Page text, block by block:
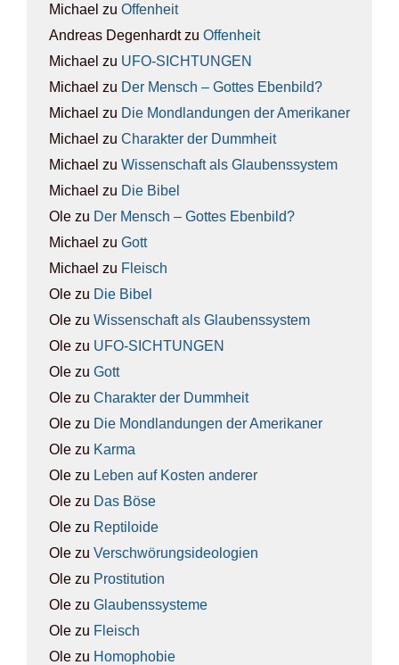
Michael zu Offen­heit
Andreas Degenhardtzu Offen­heit
Michael zu UFO-SICH­TUN­GEN
Michael zu Der Mensch – Got­tes Eben­bild?
Michael zu Die Mond­lan­dun­gen der Ame­ri­ka­ner
Michael zu Cha­rak­ter der Dumm­heit
Michael zu Wis­sen­schaft als Glau­bens­sys­tem
Michael zu Die Bibel
Ole zu Der Mensch – Got­tes Eben­bild?
Michael zu Gott
Michael zu Fleisch
Ole zu Die Bibel
Ole zu Wis­sen­schaft als Glau­bens­sys­tem
Ole zu UFO-SICH­TUN­GEN
Ole zu Gott
Ole zu Cha­rak­ter der Dumm­heit
Ole zu Die Mond­lan­dun­gen der Ame­ri­ka­ner
Ole zu Kar­ma
Ole zu Leben auf Kos­ten ande­rer
Ole zu Das Böse
Ole zu Rep­ti­lo­ide
Ole zu Ver­schwö­rungs­ideo­lo­gien
Ole zu Pro­sti­tu­ti­on
Ole zu Glau­bens­sys­te­me
Ole zu Fleisch
Ole zu Homo­pho­bie